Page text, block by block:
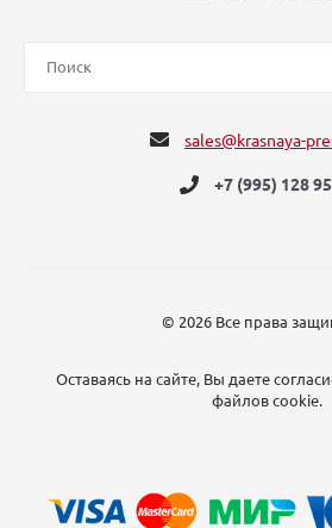
sales@krasnaya-
+7 (995) 128
© 2026 Все права
Оставаясь на сайте, Вы даете
файлов cookie.